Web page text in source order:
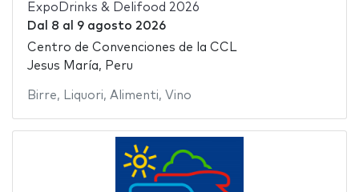
ExpoDrinks & Delifood 2026
Dal 8 al 9 agosto 2026
Centro de Convenciones de la CCL
Jesus María, Peru
Birre, Liquori, Alimenti, Vino